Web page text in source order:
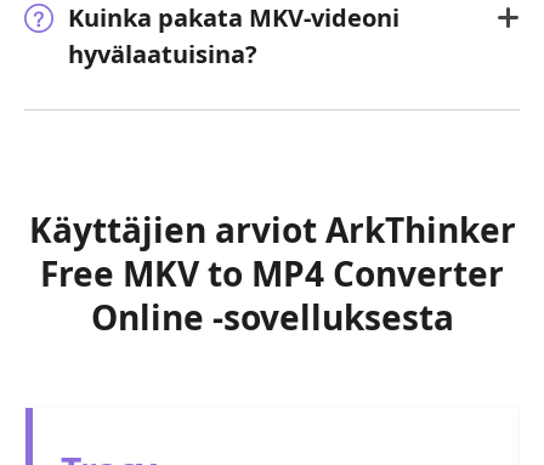
Kuinka pakata MKV-videoni
hyvälaatuisina?
Käyttäjien arviot ArkThinker
Free MKV to MP4 Converter
Online -sovelluksesta